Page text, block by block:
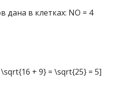
дана в клетках: NO = 4
+ 9} = \sqrt{25} = 5]